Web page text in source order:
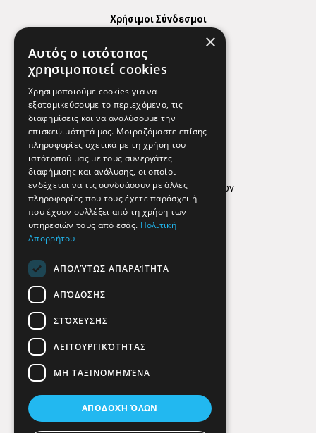
Χρήσιμοι Σύνδεσμοι
Χρήσιμα Τηλέφωνα
Εφημερεύοντα Φαρμακεία
Απόρρητο
Όροι Χρήσης
Πολιτική προστασίας δεδομένων
Findhere
Social Media
×
Αυτός ο ιστότοπος
χρησιμοποιεί cookies
Χρησιμοποιούμε cookies για να
εξατομικεύσουμε το περιεχόμενο, τις
διαφημίσεις και να αναλύσουμε την
επισκεψιμότητά μας. Μοιραζόμαστε επίσης
πληροφορίες σχετικά με τη χρήση του
ιστότοπού μας με τους συνεργάτες
διαφήμισης και ανάλυσης, οι οποίοι
ενδέχεται να τις συνδυάσουν με άλλες
πληροφορίες που τους έχετε παράσχει ή
που έχουν συλλέξει από τη χρήση των
υπηρεσιών τους από εσάς. Πολιτική
Απορρήτου
ΑΠΟΛΎΤΩΣ ΑΠΑΡΑΊΤΗΤΑ
ΑΠΌΔΟΣΗΣ
ΣΤΌΧΕΥΣΗΣ
ΛΕΙΤΟΥΡΓΙΚΌΤΗΤΑΣ
ΜΗ ΤΑΞΙΝΟΜΗΜΈΝΑ
ΑΠΟΔΟΧΉ ΌΛΩΝ